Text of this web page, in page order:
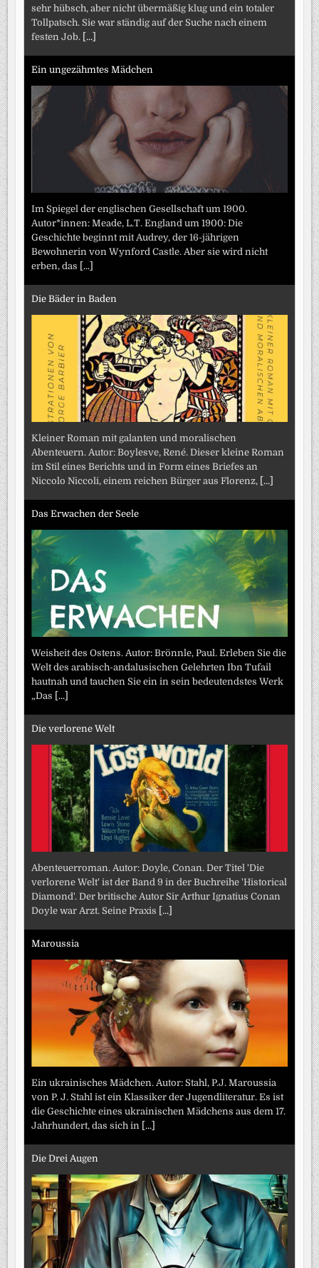
sehr hübsch, aber nicht übermäßig klug und ein totaler
Tollpatsch. Sie war ständig auf der Suche nach einem
festen Job. [...]
Ein ungezähmtes Mädchen
Im Spiegel der englischen Gesellschaft um 1900.
Autor*innen: Meade, L.T. England um 1900: Die
Geschichte beginnt mit Audrey, der 16-jährigen
Bewohnerin von Wynford Castle. Aber sie wird nicht
erben, das [...]
Die Bäder in Baden
Kleiner Roman mit galanten und moralischen
Abenteuern. Autor: Boylesve, René. Dieser kleine Roman
im Stil eines Berichts und in Form eines Briefes an
Niccolo Niccoli, einem reichen Bürger aus Florenz, [...]
Das Erwachen der Seele
Weisheit des Ostens. Autor: Brönnle, Paul. Erleben Sie die
Welt des arabisch-andalusischen Gelehrten Ibn Tufail
hautnah und tauchen Sie ein in sein bedeutendstes Werk
„Das [...]
Die verlorene Welt
Abenteuerroman. Autor: Doyle, Conan. Der Titel 'Die
verlorene Welt' ist der Band 9 in der Buchreihe 'Historical
Diamond'. Der britische Autor Sir Arthur Ignatius Conan
Doyle war Arzt. Seine Praxis [...]
Maroussia
Ein ukrainisches Mädchen. Autor: Stahl, P.J. Maroussia
von P. J. Stahl ist ein Klassiker der Jugendliteratur. Es ist
die Geschichte eines ukrainischen Mädchens aus dem 17.
Jahrhundert, das sich in [...]
Die Drei Augen